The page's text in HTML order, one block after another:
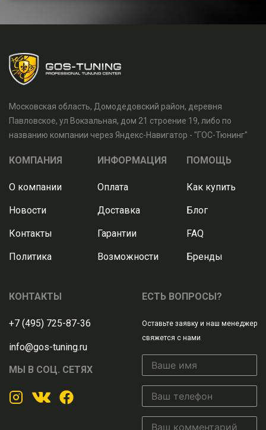
Московская область, Домодедовский район, деревня
Павловское, ул Вокзальная, дом 21 строение 19, либо по
названию компании через Яндекс-Навигатор - "ГОС-Тюнинг"
КОМПАНИЯ
О компании
Новости
Контакты
Политика
ИНФОРМАЦИЯ
Оплата
Доставка
Гарантии
Возможности
ПОМОЩЬ
Как купить
Блог
FAQ
Бренды
КОНТАКТЫ
+7 (495) 725-87-36
info@gos-tuning.ru
МЫ В СОЦ. СЕТЯХ
ЕСТЬ ВОПРОСЫ?
Оставьте заявку и наш менеджер
свяжется с нами